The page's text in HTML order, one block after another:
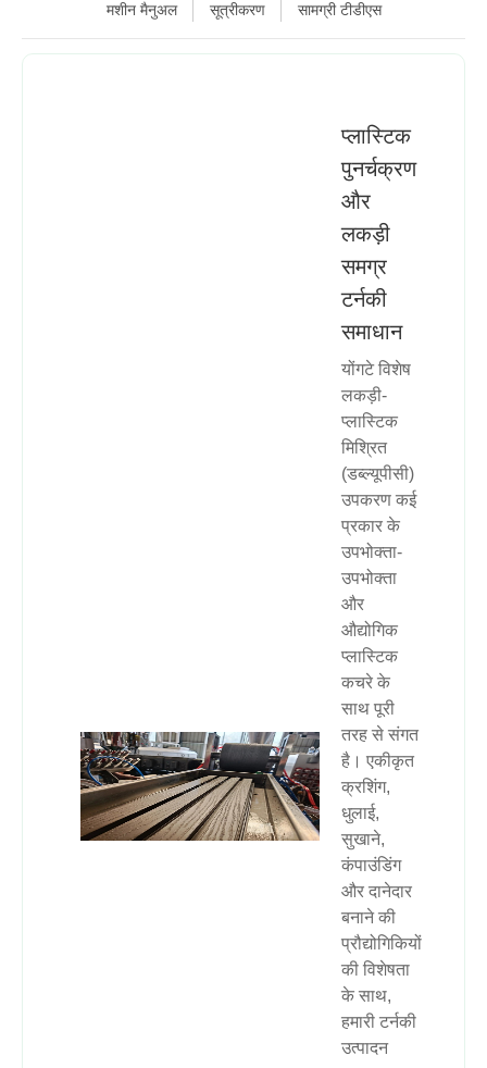
मशीन मैनुअल सूत्रीकरण सामग्री टीडीएस
प्लास्टिक
पुनर्चक्रण
और
लकड़ी
समग्र
टर्नकी
समाधान
योंगटे विशेष
लकड़ी-
प्लास्टिक
मिश्रित
(डब्ल्यूपीसी)
उपकरण कई
प्रकार के
उपभोक्ता-
उपभोक्ता
और
औद्योगिक
प्लास्टिक
कचरे के
साथ पूरी
तरह से संगत
है। एकीकृत
क्रशिंग,
धुलाई,
सुखाने,
कंपाउंडिंग
और दानेदार
बनाने की
प्रौद्योगिकियों
की विशेषता
के साथ,
हमारी टर्नकी
उत्पादन